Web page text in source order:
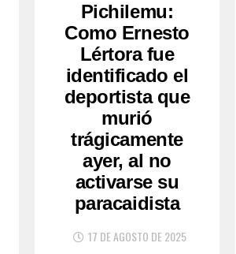
Pichilemu:
Como Ernesto
Lértora fue
identificado el
deportista que
murió
trágicamente
ayer, al no
activarse su
paracaidista
17 DE AGOSTO DE 2025